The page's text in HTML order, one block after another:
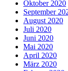
Oktober 2020
September
August 2020
Juli 2020
Juni 2020
Mai 2020
April 2020
März 2020